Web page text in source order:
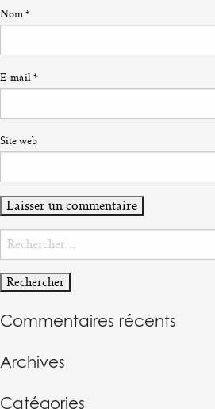
Nom *
E-mail *
Site web
Rechercher :
Commentaires récents
Archives
Catégories